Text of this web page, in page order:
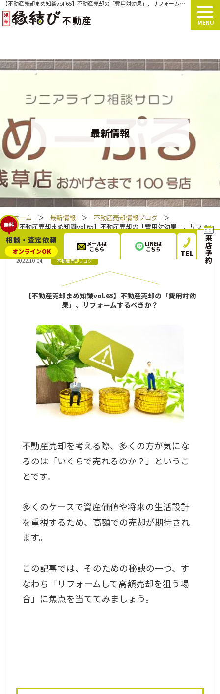
【不動産売却まめ知識vol.65】不動産売却の「費用対効果」、リフォームするべきか？
MENU
最新情報
ホーム ＞ 最新情報 ＞ 不動産売却情報ブログ
＞
【不動産売却まめ知識vol.65】不動産売却の「費用対効果」、リフ
ォームするべきか？
2022.10.04 不動産売却ブログ
【不動産売却まめ知識vol.65】不動産売却の「費用対効
果」、リフォームするべきか？
不動産売却を考える際、多くの方が気にな
るのは「いくらで売れるのか？」というこ
とです。
多くのケースで資産価値や将来の生活設計
を重視するため、高額での売却が期待され
ます。
この記事では、そのための秘訣の一つ、す
なわち「リフォームして高額売却を狙う場
合」に焦点を当ててみましょう。
無料
オンラインOK
相談・査定依頼 メールは
こちら
LINEは
こちら TEL
来
店
予
約